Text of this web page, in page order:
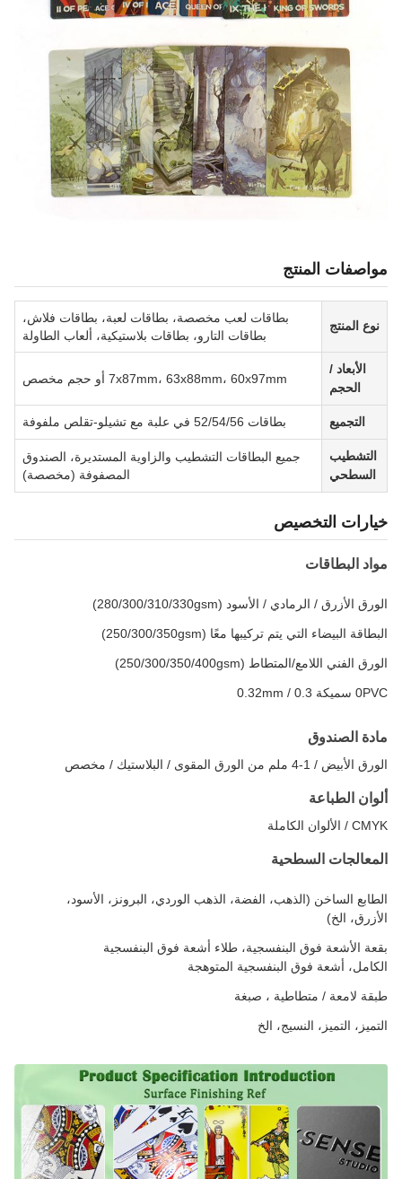
مواصفات المنتج
نوع المنتج
بطاقات لعب مخصصة، بطاقات لعبة، بطاقات فلاش،
بطاقات التارو، بطاقات بلاستيكية، ألعاب الطاولة
الأبعاد /
الحجم
7x87mm، 63x88mm، 60x97mm أو حجم مخصص
التجميع بطاقات 52/54/56 في علبة مع تشيلو-تقلص ملفوفة
التشطيب
السطحي
جميع البطاقات التشطيب والزاوية المستديرة، الصندوق
المصفوفة (مخصصة)
خيارات التخصيص
مواد البطاقات
الورق الأزرق / الرمادي / الأسود (280/300/310/330gsm)
البطاقة البيضاء التي يتم تركيبها معًا (250/300/350gsm)
الورق الفني اللامع/المتطاط (250/300/350/400gsm)
0PVC سميكة 0.3 / 0.32mm
مادة الصندوق
الورق الأبيض / 1-4 ملم من الورق المقوى / البلاستيك / مخصص
ألوان الطباعة
CMYK / الألوان الكاملة
المعالجات السطحية
الطابع الساخن (الذهب، الفضة، الذهب الوردي، البرونز، الأسود،
الأزرق، الخ)
بقعة الأشعة فوق البنفسجية، طلاء أشعة فوق البنفسجية
الكامل، أشعة فوق البنفسجية المتوهجة
طبقة لامعة / متطاطية ، صبغة
التميز، التميز، النسيج، الخ